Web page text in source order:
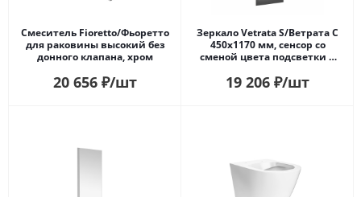
Смеситель Fioretto/Фьоретто
для раковины высокий без
донного клапана, хром
20 656 ₽/шт
Зеркало Vetrata S/Ветрата С
450х1170 мм, сенсор со
сменой цвета подсветки и
19 206 ₽/шт